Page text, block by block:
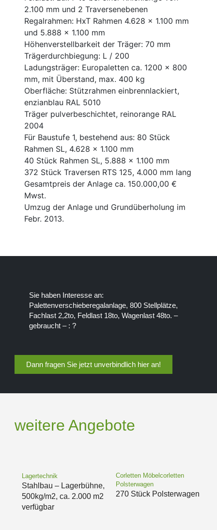
2.100 mm und 2 Traversenebenen
Regalrahmen: HxT Rahmen 4.628 x 1.100 mm
und 5.888 x 1.100 mm
Höhenverstellbarkeit der Träger: 70 mm
Trägerdurchbiegung: L / 200
Ladungsträger: Europaletten ca. 1200 x 800
mm, mit Überstand, max. 400 kg
Oberfläche: Stützrahmen einbrennlackiert,
enzianblau RAL 5010
Träger pulverbeschichtet, reinorange RAL
2004
Für Baustufe 1, bestehend aus: 80 Stück
Rahmen SL, 4.628 x 1.100 mm
40 Stück Rahmen SL, 5.888 x 1.100 mm
372 Stück Traversen RTS 125, 4.000 mm lang
Gesamtpreis der Anlage ca. 150.000,00 €
Mwst.
Umzug der Anlage und Grundüberholung im
Febr. 2013.
Sie haben Interesse an:
Palettenverschieberegalanlage, 800 Stellplätze,
Fachlast 2,2to, Feldlast 18to, Wagenlast 48to. –
gebraucht – : ?
Dann fragen Sie jetzt unverbindlich hier an!
weitere Angebote
Lagertechnik
Stahlbau – Lagerbühne,
500kg/m2, ca. 2.000 m2
verfügbar
Corletten Möbelcorletten
Polsterwagen
270 Stück Polsterwagen